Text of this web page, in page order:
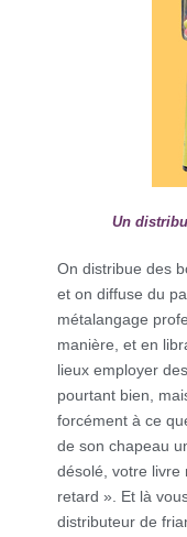
Un
On distribue des
et on diffuse du
métalangage
manière, et en
lieux employer
pourtant bien,
forcément à ce
de son chapeau
désolé, votre livre
retard ». Et là
distributeur de